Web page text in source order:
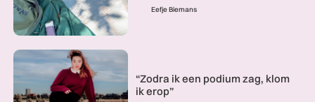
Eefje Biemans
“Zodra ik een podium zag, klom
ik erop”